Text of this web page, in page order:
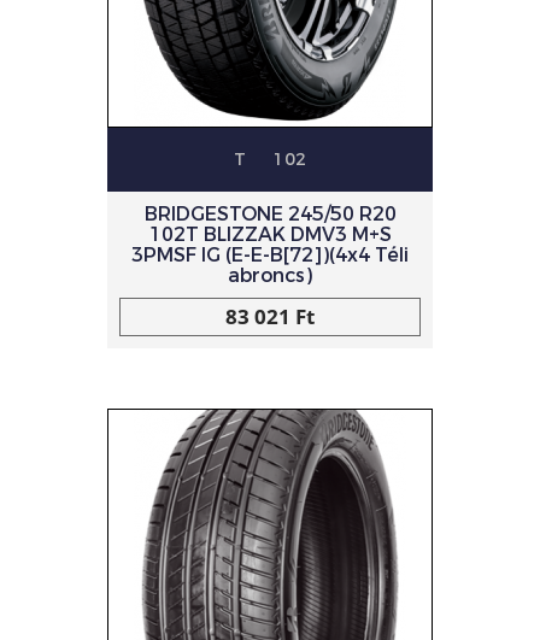
T 102
BRIDGESTONE 245/50 R20
102T BLIZZAK DMV3 M+S
3PMSF IG (E-E-B[72])(4x4 Téli
abroncs)
83 021 Ft